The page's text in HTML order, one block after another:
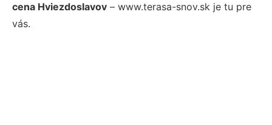
cena Hviezdoslavov – www.terasa-snov.sk je tu pre
vás.